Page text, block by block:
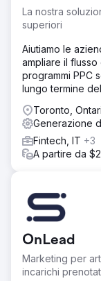
La nostra
superiori
Aiutiamo le
ampliare il
programmi PPC
lungo termine
Toronto,
Generazione
Fintech, IT +3
A partire da
OnLead
Marketing per
incarichi